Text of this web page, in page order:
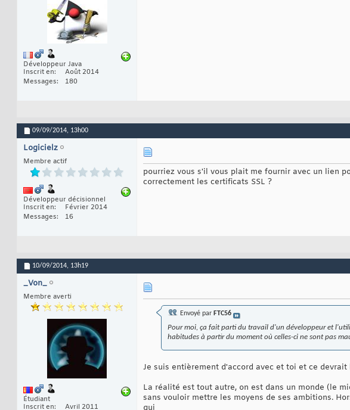
Développeur Java
Inscrit en
Août 2014
Messages
180
09/09/2014, 13h00
Logicielz
Membre actif
Développeur décisionnel
Inscrit en
Février 2014
Messages
16
pourriez vous s'il vous plait me fournir avec un lien
correctement les certificats SSL ?
10/09/2014, 13h19
_Von_
Membre averti
Étudiant
Inscrit en
Avril 2011
Envoyé par FTC56
Pour moi, ça fait parti du travail d'un développeur et
habitudes à partir du moment où celles-ci ne sont pas
Je suis entièrement d'accord avec et toi et ce devrait
La réalité est tout autre, on est dans un monde (le
sans vouloir mettre les moyens de ses ambitions.